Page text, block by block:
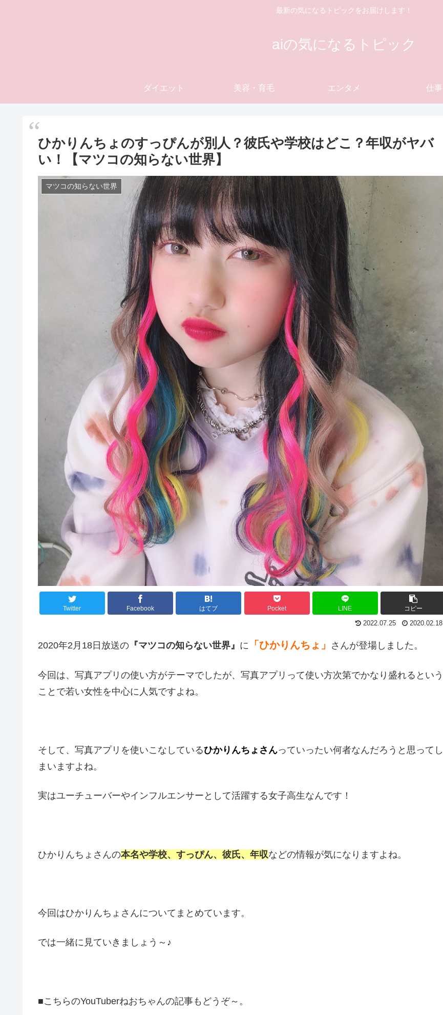
最新の気になるトピックをお届けします！
aiの気になるトピック
ダイエット 美容・育毛 エンタメ 仕事
ひかりんちょのすっぴんが別人？彼氏や学校はどこ？年収がヤバ
い！【マツコの知らない世界】
マツコの知らない世界
Twitter Facebook はてブ Pocket LINE コピー
2022.07.25 2020.02.18
2020年2月18日放送の 『マツコの知らない世界』 に 「ひかりんちょ」 さんが登場しました。
今回は、写真アプリの使い方がテーマでしたが、写真アプリって使い方次第でかなり盛れるという
ことで若い女性を中心に人気ですよね。
そして、写真アプリを使いこなしているひかりんちょさんっていったい何者なんだろうと思ってし
まいますよね。
実はユーチューバーやインフルエンサーとして活躍する女子高生なんです！
ひかりんちょさんの本名や学校、すっぴん、彼氏、年収などの情報が気になりますよね。
今回はひかりんちょさんについてまとめています。
では一緒に見ていきましょう～♪
■こちらのYouTuberねおちゃんの記事もどうぞ～。